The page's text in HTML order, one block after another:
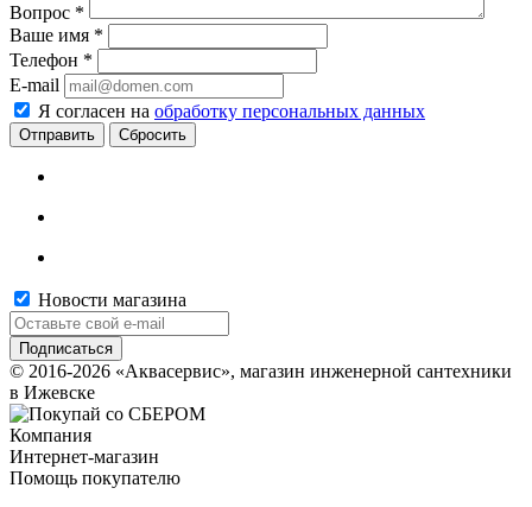
Вопрос *
Ваше имя *
Телефон *
E-mail
Я согласен на обработку персональных данных
Сбросить
Новости магазина
© 2016-2026 «Аквасервис», магазин инженерной сантехники
в Ижевске
Компания
Интернет-магазин
Помощь покупателю